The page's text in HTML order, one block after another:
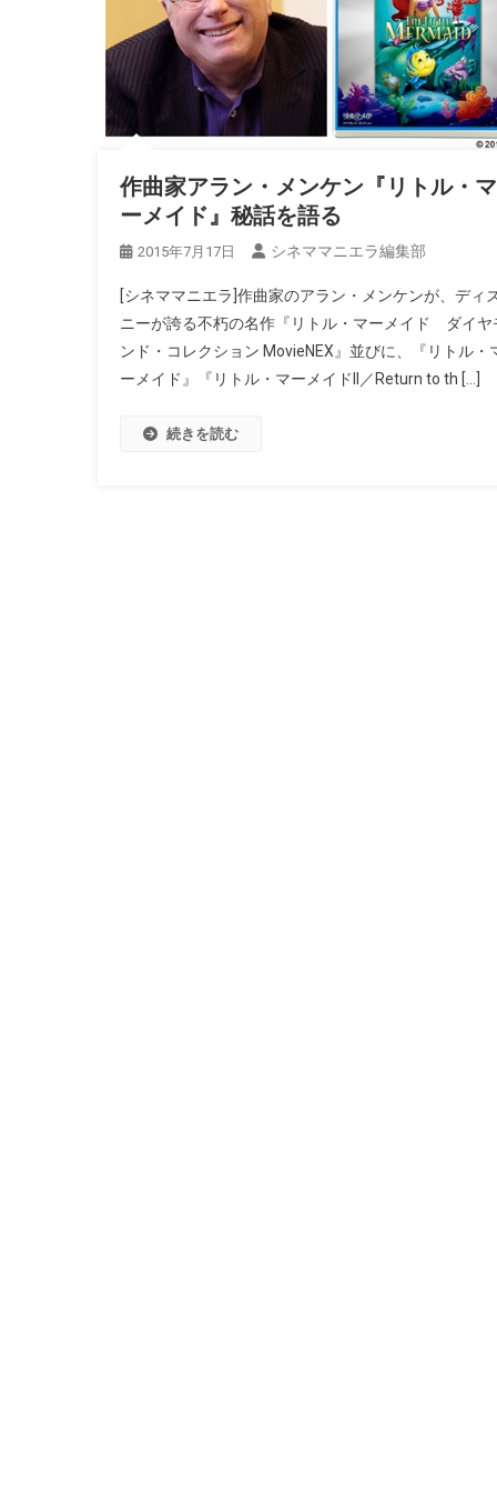
作曲家アラン・メンケン『リトル・マ
ーメイド』秘話を語る
2015年7月17日 シネママニエラ編集部
[シネママニエラ]作曲家のアラン・メンケンが、ディ
ニーが誇る不朽の名作『リトル・マーメイド ダイヤ
ンド・コレクション MovieNEX』並びに、『リトル・
ーメイド』『リトル・マーメイドII／Return to th […]
続きを読む